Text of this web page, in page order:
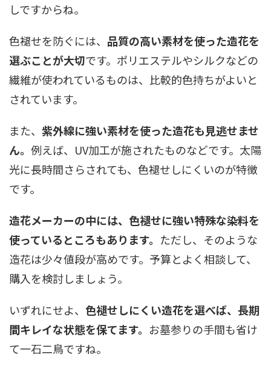
しですからね。
色褪せを防ぐには、 品質の高い素材を使った造花を
選ぶことが大切です。ポリエステルやシルクなどの
繊維が使われているものは、比較的色持ちがよいと
されています。
また、 紫外線に強い素材を使った造花も見逃せませ
ん。 例えば、UV加工が施されたものなどです。太陽
光に長時間さらされても、色褪せしにくいのが特徴
です。
造花メーカーの中には、色褪せに強い特殊な染料を
使っているところもあります。 ただし、そのような
造花は少々値段が高めです。予算とよく相談して、
購入を検討しましょう。
いずれにせよ、 色褪せしにくい造花を選べば、長期
間キレイな状態を保てます。 お墓参りの手間も省け
て一石二鳥ですね。